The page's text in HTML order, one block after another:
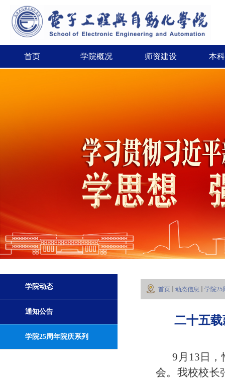
首页 学院概况 师资建设 本
学院动态
通知公告
学院25周年院庆系列
首页 动态信息 学院25
二十五
9 月 13 日
会。我校校长